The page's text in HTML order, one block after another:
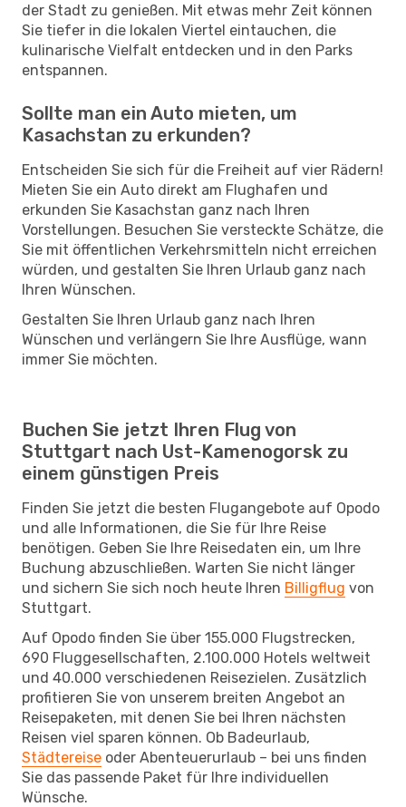
der Stadt zu genießen. Mit etwas mehr Zeit können
Sie tiefer in die lokalen Viertel eintauchen, die
kulinarische Vielfalt entdecken und in den Parks
entspannen.
Sollte man ein Auto mieten, um
Kasachstan zu erkunden?
Entscheiden Sie sich für die Freiheit auf vier Rädern!
Mieten Sie ein Auto direkt am Flughafen und
erkunden Sie Kasachstan ganz nach Ihren
Vorstellungen. Besuchen Sie versteckte Schätze, die
Sie mit öffentlichen Verkehrsmitteln nicht erreichen
würden, und gestalten Sie Ihren Urlaub ganz nach
Ihren Wünschen.
Gestalten Sie Ihren Urlaub ganz nach Ihren
Wünschen und verlängern Sie Ihre Ausflüge, wann
immer Sie möchten.
Buchen Sie jetzt Ihren Flug von
Stuttgart nach Ust-Kamenogorsk zu
einem günstigen Preis
Finden Sie jetzt die besten Flugangebote auf Opodo
und alle Informationen, die Sie für Ihre Reise
benötigen. Geben Sie Ihre Reisedaten ein, um Ihre
Buchung abzuschließen. Warten Sie nicht länger
und sichern Sie sich noch heute Ihren Billigflug von
Stuttgart.
Auf Opodo finden Sie über 155.000 Flugstrecken,
690 Fluggesellschaften, 2.100.000 Hotels weltweit
und 40.000 verschiedenen Reisezielen. Zusätzlich
profitieren Sie von unserem breiten Angebot an
Reisepaketen, mit denen Sie bei Ihren nächsten
Reisen viel sparen können. Ob Badeurlaub,
Städtereise oder Abenteuerurlaub – bei uns finden
Sie das passende Paket für Ihre individuellen
Wünsche.